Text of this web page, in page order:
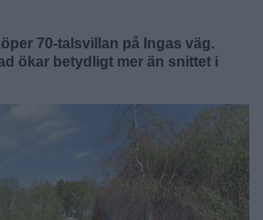
70-talsvillan på Ingas väg.
ökar betydligt mer än snittet i